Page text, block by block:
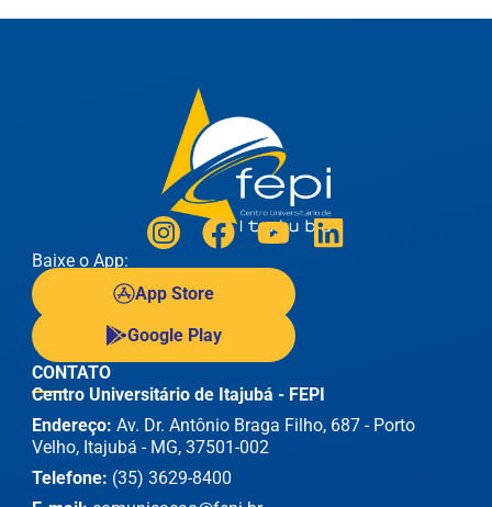
Baixe o App:
App Store
Google Play
CONTATO
Centro Universitário de Itajubá - FEPI
Endereço: Av. Dr. Antônio Braga Filho, 687 - Porto
Velho, Itajubá - MG, 37501-002
Telefone: (35) 3629-8400